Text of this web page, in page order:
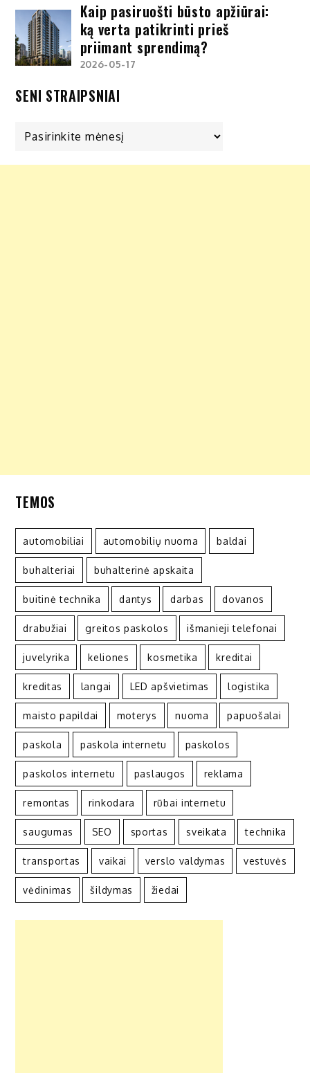
Kaip pasiruošti būsto apžiūrai:
ką verta patikrinti prieš
priimant sprendimą?
2026-05-17
SENI STRAIPSNIAI
TEMOS
automobiliai automobilių nuoma baldai
buhalteriai buhalterinė apskaita
buitinė technika dantys darbas dovanos
drabužiai greitos paskolos išmanieji telefonai
juvelyrika keliones kosmetika kreditai
kreditas langai LED apšvietimas logistika
maisto papildai moterys nuoma papuošalai
paskola paskola internetu paskolos
paskolos internetu paslaugos reklama
remontas rinkodara rūbai internetu
saugumas SEO sportas sveikata technika
transportas vaikai verslo valdymas vestuvės
vėdinimas šildymas žiedai